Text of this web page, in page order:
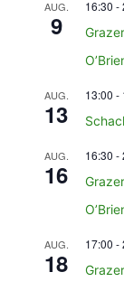
AUG.
9
16:30 -
AUG.
13
13:00 -
AUG.
16
16:30 -
AUG.
18
17:00 -